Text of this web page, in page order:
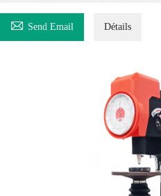
 Send Email Détails